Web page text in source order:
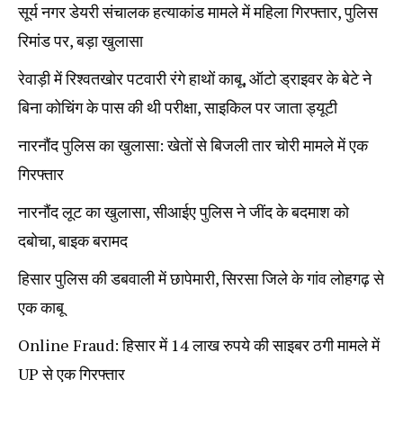
सूर्य नगर डेयरी संचालक हत्याकांड मामले में महिला गिरफ्तार, पुलिस
रिमांड पर, बड़ा खुलासा
रेवाड़ी में रिश्वतखोर पटवारी रंगे हाथों काबू, ऑटो ड्राइवर के बेटे ने
बिना कोचिंग के पास की थी परीक्षा, साइकिल पर जाता ड्यूटी
नारनौंद पुलिस का खुलासा: खेतों से बिजली तार चोरी मामले में एक
गिरफ्तार
नारनौंद लूट का खुलासा, सीआईए पुलिस ने जींद के बदमाश को
दबोचा, बाइक बरामद
हिसार पुलिस की डबवाली में छापेमारी, सिरसा जिले के गांव लोहगढ़ से
एक काबू
Online Fraud: हिसार में 14 लाख रुपये की साइबर ठगी मामले में
UP से एक गिरफ्तार